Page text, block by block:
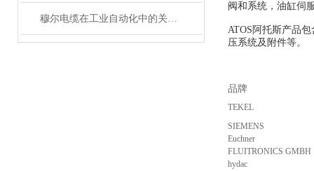
穆尔电缆在工业自动化中的关键角色
阀和系统，油缸伺
ATOS阿托斯产品
压系统及附件等。
品牌
TEKEL
SIEMENS
Euchner
FLUITRONICS GMBH
hydac